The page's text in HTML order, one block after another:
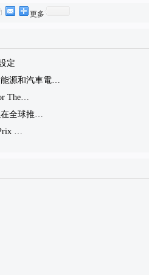
更多
定
能源和汽車電…
The…
在全球推…
…